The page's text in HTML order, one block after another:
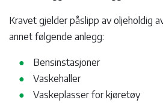
Kravet gjelder påslipp av oljeholdig
annet følgende anlegg:
Bensinstasjoner
Vaskehaller
Vaskeplasser for kjøretøy